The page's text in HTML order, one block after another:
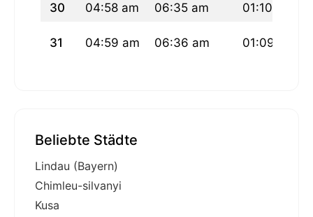
30 04:58 am 06:35 am 01:10 pm
31 04:59 am 06:36 am 01:09 pm
Beliebte Städte
Lindau (Bayern)
Chimleu-silvanyi
Kusa